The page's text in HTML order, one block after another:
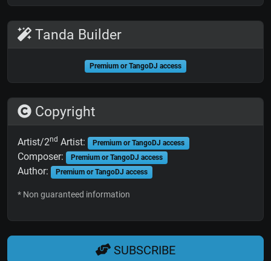
Tanda Builder
Premium or TangoDJ access
Copyright
Artist/2nd Artist: Premium or TangoDJ access
Composer: Premium or TangoDJ access
Author: Premium or TangoDJ access
* Non guaranteed information
SUBSCRIBE